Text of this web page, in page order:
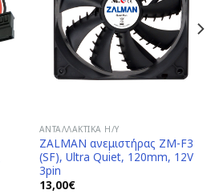
ΑΝΤΑΛΛΑΚΤΙΚΆ H/Y
ZALMAN ανεμιστήρας ZM-F3
(SF), Ultra Quiet, 120mm, 12V
3pin
13,00€